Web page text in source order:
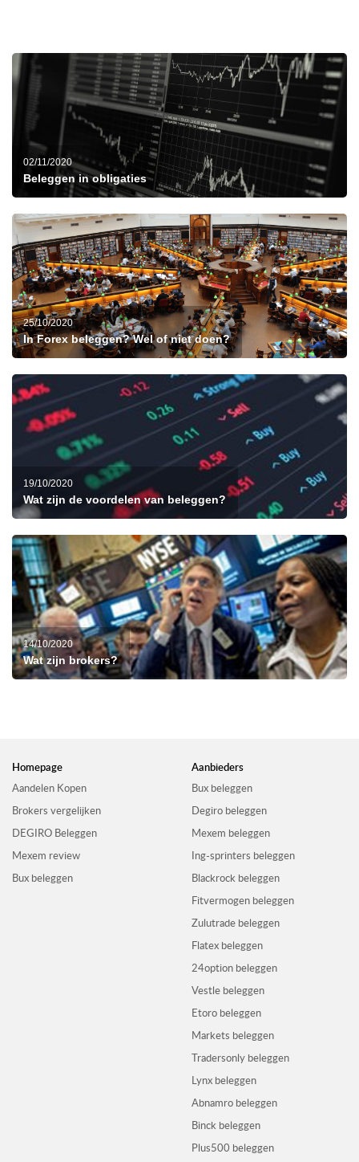
02/11/2020
Beleggen in obligaties
25/10/2020
In Forex beleggen? Wel of niet doen?
19/10/2020
Wat zijn de voordelen van beleggen?
14/10/2020
Wat zijn brokers?
Homepage
Aandelen Kopen
Brokers vergelijken
DEGIRO Beleggen
Mexem review
Bux beleggen
Aanbieders
Bux beleggen
Degiro beleggen
Mexem beleggen
Ing-sprinters beleggen
Blackrock beleggen
Fitvermogen beleggen
Zulutrade beleggen
Flatex beleggen
24option beleggen
Vestle beleggen
Etoro beleggen
Markets beleggen
Tradersonly beleggen
Lynx beleggen
Abnamro beleggen
Binck beleggen
Plus500 beleggen